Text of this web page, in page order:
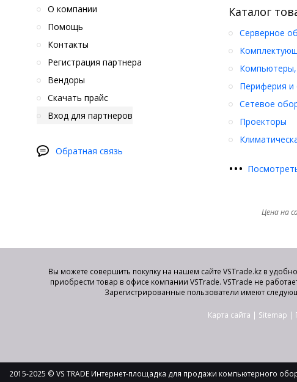
О компании
Помощь
Контакты
Регистрация партнера
Вендоры
Скачать прайс
Вход для партнеров
Обратная связь
Каталог
Серверное
Компьютеры,
Периферия и
Сетевое
Проекторы
•••
Цена на
Вы можете совершить покупку на нашем сайте VSTrade.kz в
приобрести товар в офисе компании VSTrade. VSTrade не
Зарегистрированные пользователи имеют
Карта сайта | Sitemap |
2015-2025 © VS TRADE Интернет-площадка для продажи компьютерного